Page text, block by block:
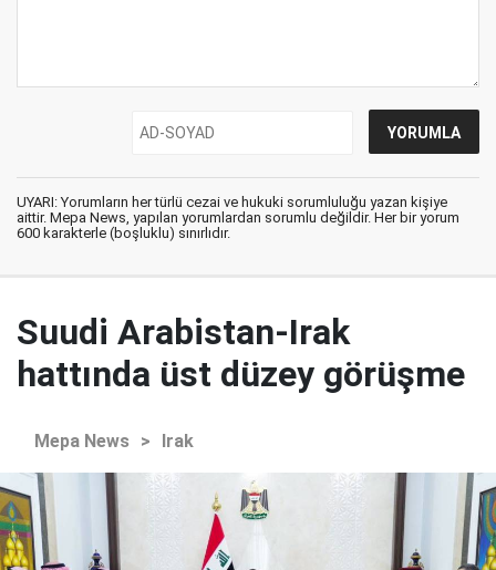
UYARI: Yorumların her türlü cezai ve hukuki sorumluluğu yazan kişiye
aittir. Mepa News, yapılan yorumlardan sorumlu değildir. Her bir yorum
600 karakterle (boşluklu) sınırlıdır.
Suudi Arabistan-Irak
hattında üst düzey görüşme
Mepa News > Irak